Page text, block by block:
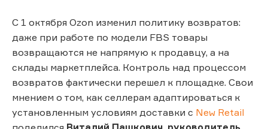
С 1 октября Ozon изменил политику возвратов:
даже при работе по модели FBS товары
возвращаются не напрямую к продавцу, а на
склады маркетплейса. Контроль над процессом
возвратов фактически перешел к площадке. Свои
мнением о том, как селлерам адаптироваться к
установленным условиям доставки с New Retail